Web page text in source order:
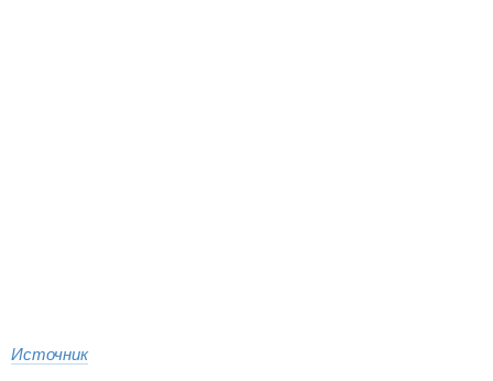
Источник